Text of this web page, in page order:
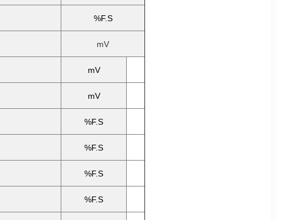
%F.S
mV
mV
mV
%F.S
%F.S
%F.S
%F.S